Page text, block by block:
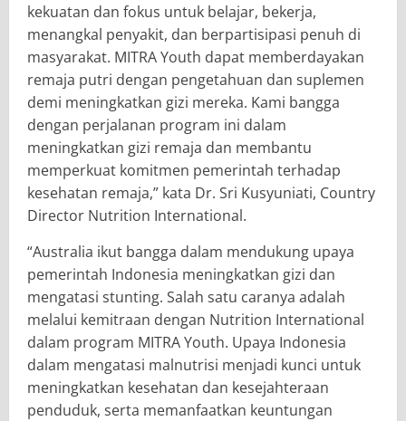
kekuatan dan fokus untuk belajar, bekerja,
menangkal penyakit, dan berpartisipasi penuh di
masyarakat. MITRA Youth dapat memberdayakan
remaja putri dengan pengetahuan dan suplemen
demi meningkatkan gizi mereka. Kami bangga
dengan perjalanan program ini dalam
meningkatkan gizi remaja dan membantu
memperkuat komitmen pemerintah terhadap
kesehatan remaja,” kata Dr. Sri Kusyuniati, Country
Director Nutrition International.
​“Australia ikut bangga dalam mendukung upaya
pemerintah Indonesia meningkatkan gizi dan
mengatasi stunting. Salah satu caranya adalah
melalui kemitraan dengan Nutrition International
dalam program MITRA Youth. Upaya Indonesia
dalam mengatasi malnutrisi menjadi kunci untuk
meningkatkan kesehatan dan kesejahteraan
penduduk, serta memanfaatkan keuntungan